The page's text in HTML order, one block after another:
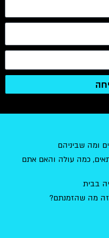
ומה שביניהם
כמה עולה והאם אתם
בבית
מה שהזמנתם?